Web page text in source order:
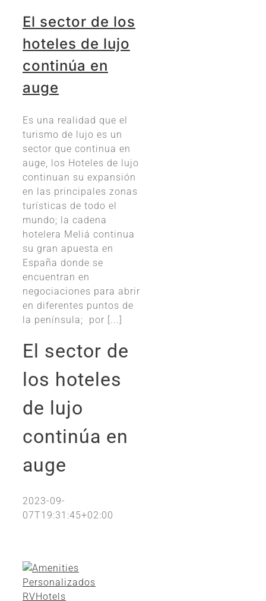
El sector de los
hoteles de lujo
continúa en
auge
Es una realidad que el
turismo de lujo es un
sector que continua en
auge, los Hoteles de lujo
continuan su expansión
en las principales zonas
turísticas de todo el
mundo; la cadena
hotelera Meliá continua
su gran apuesta en
España donde se
encuentran en
negociaciones para abrir
en diferentes puntos de
la península; por [...]
El sector de
los hoteles
de lujo
continúa en
auge
2023-09-
07T19:31:45+02:00